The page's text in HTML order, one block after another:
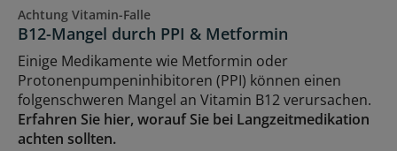
Achtung Vitamin-Falle
B12-Mangel durch PPI & Metformin
Einige Medikamente wie Metformin oder
Protonenpumpeninhibitoren (PPI) können einen
folgenschweren Mangel an Vitamin B12 verursachen.
Erfahren Sie hier, worauf Sie bei Langzeitmedikation
achten sollten.